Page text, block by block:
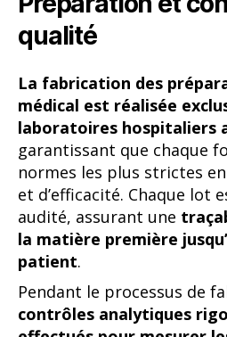
qualité
La fabrication des
médical est réalisée
laboratoires hospitaliers
garantissant que chaque
normes les plus strictes
et d’efficacité. Chaque lot
audité, assurant une
la matière première
patient.
Pendant le processus de
contrôles analytiques